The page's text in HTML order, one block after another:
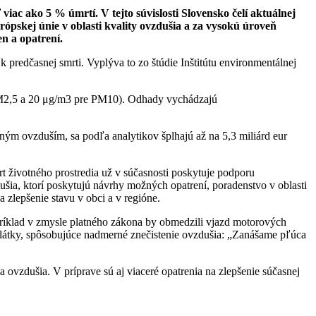
ako 5 % úmrtí. V tejto súvislosti Slovensko čelí aktuálnej
únie v oblasti kvality ovzdušia a za vysokú úroveň
a opatrení.
smrti. Vyplýva to zo štúdie Inštitútu environmentálnej
a 20 μg/m3 pre PM10). Odhady vychádzajú
ovzduším, sa podľa analytikov šplhajú až na 5,3 miliárd eur
prostredia už v súčasnosti poskytuje podporu
ktorí poskytujú návrhy možných opatrení, poradenstvo v oblasti
stavu v obci a v regióne.
v zmysle platného zákona by obmedzili vjazd motorových
spôsobujúce nadmerné znečistenie ovzdušia: „Zanášame pľúca
V príprave sú aj viaceré opatrenia na zlepšenie súčasnej